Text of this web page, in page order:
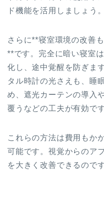
ド機能を活用しましょう。
さらに**寝室環境の改善
**です。完全に暗い寝室
化し、途中覚醒を防ぎま
タル時計の光さえも、睡
め、遮光カーテンの導入
覆うなどの工夫が有効です
これらの方法は費用もか
可能です。視覚からのア
を大きく改善できるのです